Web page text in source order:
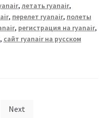
, летать ryanair,
, перелет ryanair, полеты
, регистрация на ryanair,
, сайт ryanair на русском
Next